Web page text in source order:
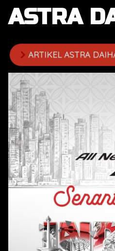
ASTRA
ARTIKEL ASTRA